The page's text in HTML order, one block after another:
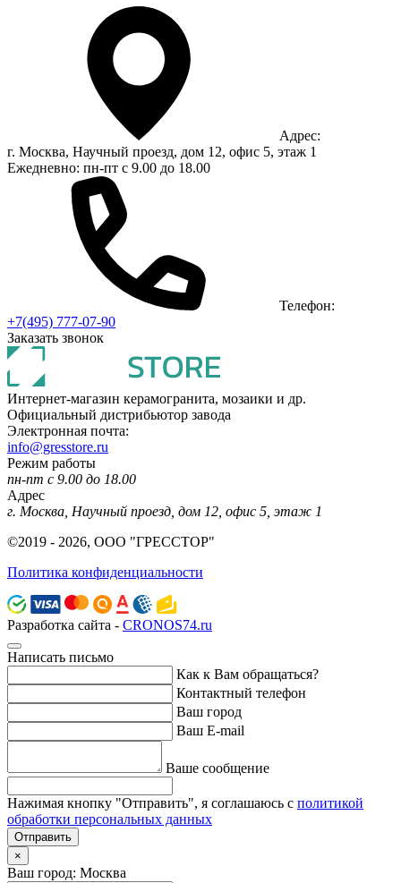
Адрес:
г. Москва, Научный проезд, дом 12, офис 5, этаж 1
Ежедневно: пн-пт с 9.00 до 18.00
Телефон:
+7(495) 777-07-90
Заказать звонок
Интернет-магазин керамогранита, мозаики и др.
Официальный дистрибьютор завода
Электронная почта:
info@gresstore.ru
Режим работы
пн-пт с 9.00 до 18.00
Адрес
г. Москва, Научный проезд, дом 12, офис 5, этаж 1
©2019 - 2026, ООО "ГРЕССТОР"
Политика конфиденциальности
Разработка сайта - CRONOS74.ru
Написать письмо
Как к Вам обращаться?
Контактный телефон
Ваш город
Ваш E-mail
Ваше сообщение
Нажимая кнопку "Отправить", я соглашаюсь с политикой
обработки персональных данных
Отправить
×
Ваш город: Москва